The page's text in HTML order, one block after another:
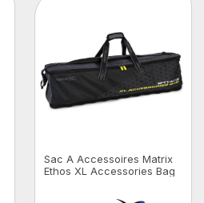
Sac A Accessoires Matrix
Ethos XL Accessories Bag